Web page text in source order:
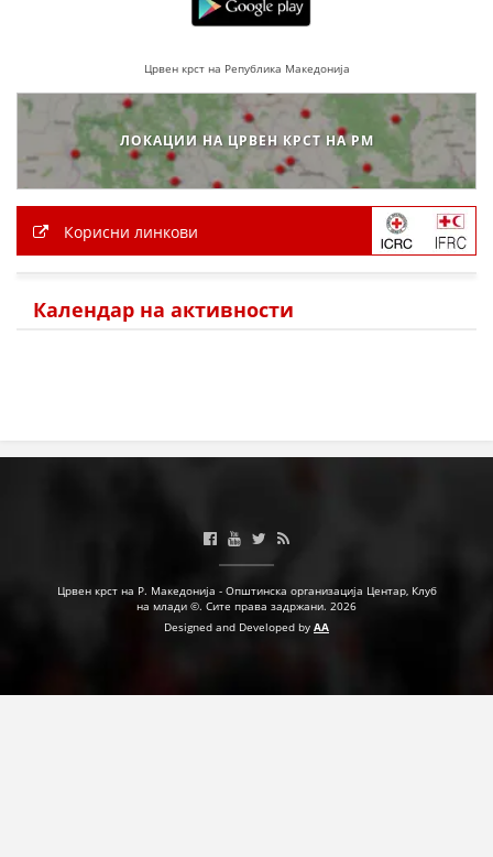
ДОГОВОРИ
ЗНАЧЕЊЕ НА СЛУЖБАТА ЗА БАРАЊЕ
ФОРМУЛАРИ ЗА БАРАЊА
ЗДРАВСТВЕНО ПРЕВЕНТИВНА ДЕЈНОСТ
ЗА НАС
ПРИРАЧНИЦИ
Црвен крст на Република Македонија
ЛОКАЦИИ НА ЦРВЕН КРСТ НА РМ
Корисни линкови
Календар на активности
Црвен крст на Р. Македонија - Општинска организација Центар, Клуб
на млади ©. Сите права задржани. 2026
Designed and Developed by AA